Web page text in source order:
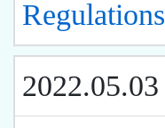
Regulations
2022.05.03